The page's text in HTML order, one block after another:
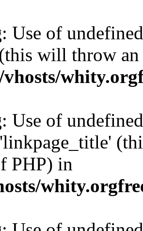
: Use of
will throw
vhosts/
: Use of
'linkpage_title'
PHP) in